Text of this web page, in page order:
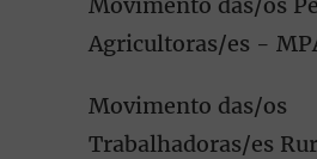
Agricultoras/es -
Movimento das/os
Trabalhadoras/es